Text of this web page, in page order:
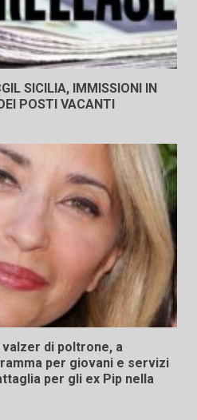
SICILIA, IMMISSIONI IN
POSTI VACANTI
valzer di poltrone, a
per giovani e servizi
per gli ex Pip nella